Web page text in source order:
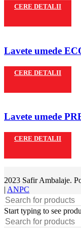
CERE DETALII
Lavete umede
CERE DETALII
Lavete umede
CERE DETALII
2023 Safir Ambalaje.
| ANPC
Start typing to see